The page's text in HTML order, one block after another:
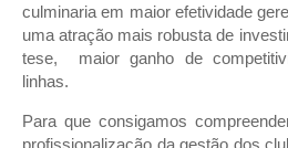
culminaria em maior efetividade
uma atração mais robusta de
tese, maior ganho de
linhas.
Para que consigamos
profissionalização da gestão dos